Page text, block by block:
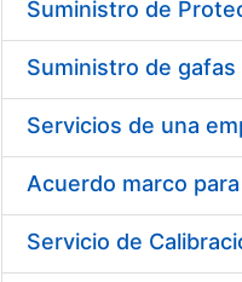
Mostrar/Ocultar
Acuerdo marco